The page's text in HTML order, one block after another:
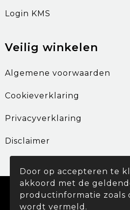
Login KMS
Veilig winkelen
Algemene voorwaarden
Cookieverklaring
Privacyverklaring
Disclaimer
© Copyright
Door op accepteren te
akkoord met de
productinformatie zoals
wordt vermeld.